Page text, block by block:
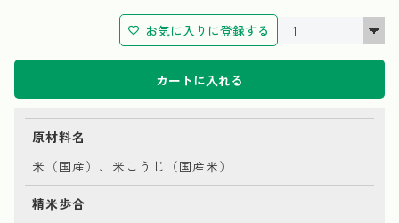
お気に入りに登録する
カートに入れる
原材料名
米（国産）、米こうじ（国産米）
精米歩合